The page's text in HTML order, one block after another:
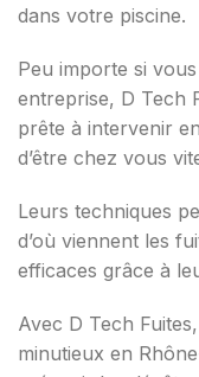
dans votre piscine.
Peu importe si
entreprise, D Tech
prête à intervenir
d’être chez vous
Leurs techniques
d’où viennent les
efficaces grâce à
Avec D Tech
minutieux en